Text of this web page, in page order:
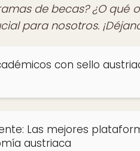
de becas? ¿O qué
para nosotros.
con sello
Las mejores
austriaca